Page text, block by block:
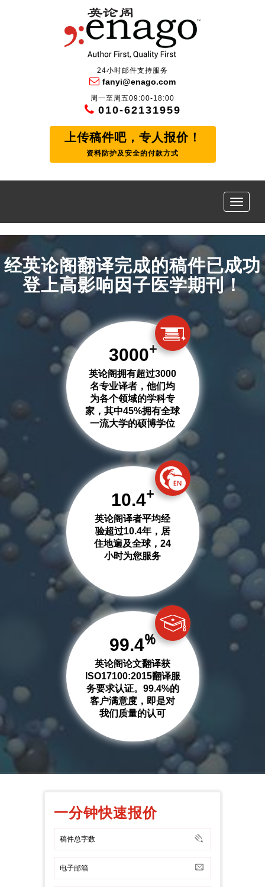
24小时邮件支持服务
fanyi@enago.com
周一至周五09:00-18:00
010-62131959
上传稿件吧，专人报价！
资料防护及安全的付款方式
Toggle
经英论阁翻译完成的稿件已成功
登上高影响因子医学期刊！
3000+
英论阁拥有超过3000
名专业译者，他们均
为各个领域的学科专
家，其中45%拥有全球
一流大学的硕博学位
10.4+
英论阁译者平均经
验超过10.4年，居
住地遍及全球，24
小时为您服务
99.4%
英论阁论文翻译获
ISO17100:2015翻译服
务要求认证。99.4%的
客户满意度，即是对
我们质量的认可
一分钟快速报价